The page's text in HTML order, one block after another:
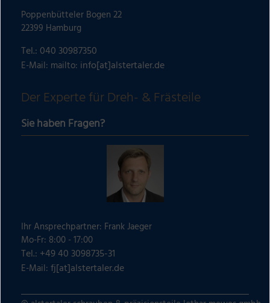
Poppenbütteler Bogen 22
22399 Hamburg
Tel.: 040 30987350
E-Mail: mailto: info[at]alstertaler.de
Der Experte für Dreh- & Frästeile
Sie haben Fragen?
Ihr Ansprechpartner: Frank Jaeger
Mo-Fr: 8:00 - 17:00
Tel.: +49 40 3098735-31
E-Mail: fj[at]alstertaler.de